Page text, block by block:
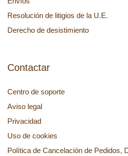
Resolución de litigios de la U.E.
Derecho de desistimiento
Contactar
Centro de soporte
Aviso legal
Privacidad
Uso de cookies
Política de Cancelación de Pedidos,